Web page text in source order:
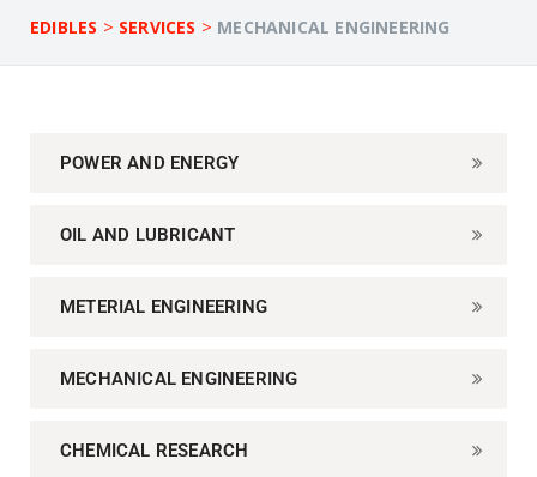
EDIBLES > SERVICES > MECHANICAL ENGINEERING
POWER AND ENERGY
OIL AND LUBRICANT
METERIAL ENGINEERING
MECHANICAL ENGINEERING
CHEMICAL RESEARCH